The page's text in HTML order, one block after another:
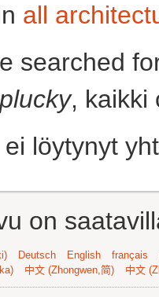
all
searched
plucky, kaikki
löytynyt
on
Deutsch English français
中文 (Zhongwen,简) 中文